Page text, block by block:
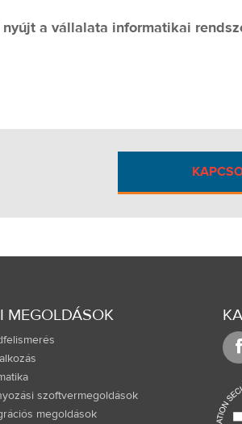
a vállalata informatikai
MEGOLDÁSOK
szoftvermegoldások
megoldások